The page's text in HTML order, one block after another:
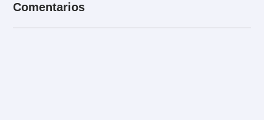
Comentarios